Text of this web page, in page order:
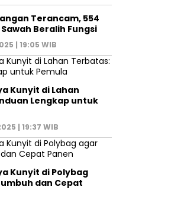
Terancam, 554
Beralih Fungsi
| 19:05 WIB
Kunyit di Lahan
Lengkap untuk
| 19:37 WIB
Kunyit di Polybag
dan Cepat